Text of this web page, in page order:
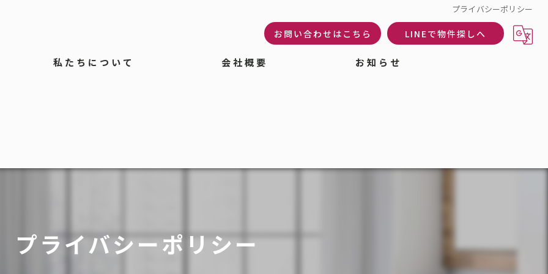
プライバシーポリシー
お問い合わせはこちら LINEで物件探しへ
私たちについて 会社概要 お知らせ
プライバシーポリシー